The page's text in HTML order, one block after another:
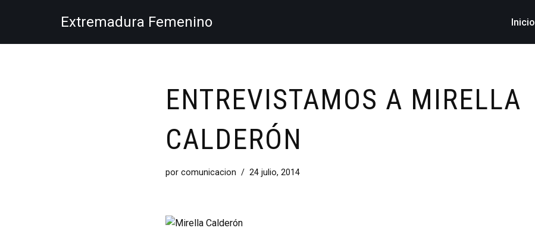
al
Extremadura Femenino Inicio
ENTREVISTAMOS A MIRELLA
CALDERÓN
por comunicacion 24 julio, 2014